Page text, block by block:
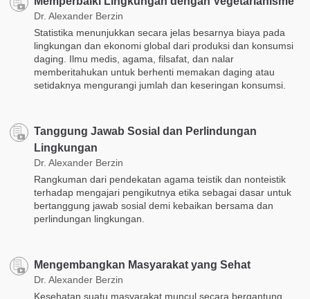
Dr. Alexander Berzin
Statistika menunjukkan secara jelas besarnya biaya pada
lingkungan dan ekonomi global dari produksi dan konsumsi
daging. Ilmu medis, agama, filsafat, dan nalar
memberitahukan untuk berhenti memakan daging atau
setidaknya mengurangi jumlah dan keseringan konsumsi.
Tanggung Jawab Sosial dan Perlindungan
Lingkungan
Dr. Alexander Berzin
Rangkuman dari pendekatan agama teistik dan nonteistik
terhadap mengajari pengikutnya etika sebagai dasar untuk
bertanggung jawab sosial demi kebaikan bersama dan
perlindungan lingkungan.
Mengembangkan Masyarakat yang Sehat
Dr. Alexander Berzin
Kesehatan suatu masyarakat muncul secara bergantung